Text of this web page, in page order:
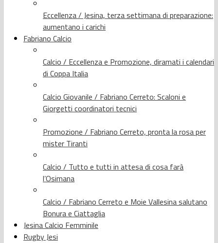
Eccellenza / Jesina, terza settimana di preparazione:
aumentano i carichi
Fabriano Calcio
Calcio / Eccellenza e Promozione, diramati i calendari
di Coppa Italia
Calcio Giovanile / Fabriano Cerreto: Scaloni e
Giorgetti coordinatori tecnici
Promozione / Fabriano Cerreto, pronta la rosa per
mister Tiranti
Calcio / Tutto e tutti in attesa di cosa farà
l’Osimana
Calcio / Fabriano Cerreto e Moie Vallesina salutano
Bonura e Ciattaglia
Jesina Calcio Femminile
Rugby Jesi